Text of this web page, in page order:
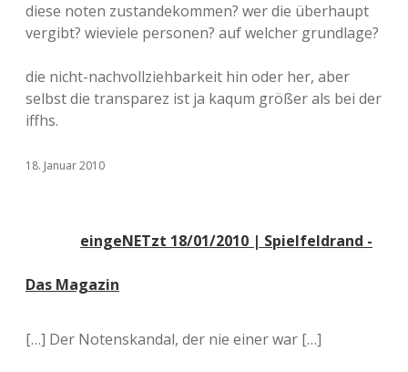
diese noten zustandekommen? wer die überhaupt
vergibt? wieviele personen? auf welcher grundlage?
die nicht-nachvollziehbarkeit hin oder her, aber
selbst die transparez ist ja kaqum größer als bei der
iffhs.
18. Januar 2010
eingeNETzt 18/01/2010 | Spielfeldrand -
Das Magazin
[…] Der Notenskandal, der nie einer war […]